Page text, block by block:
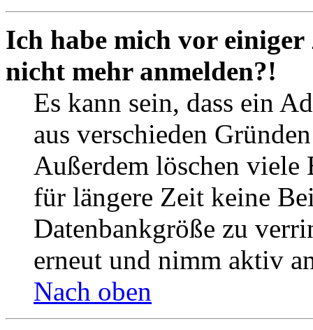
Ich habe mich vor
nicht mehr anmelden?!
Es kann sein, dass ein
aus verschieden
Außerdem löschen viele
für längere Zeit keine
Datenbankgröße zu
erneut und nimm aktiv
Nach oben